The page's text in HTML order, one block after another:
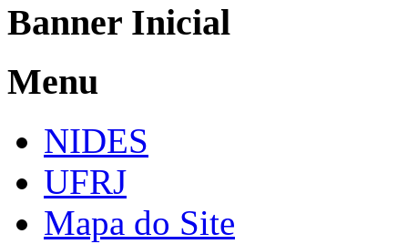
Banner Inicial
Menu
NIDES
UFRJ
Mapa do Site